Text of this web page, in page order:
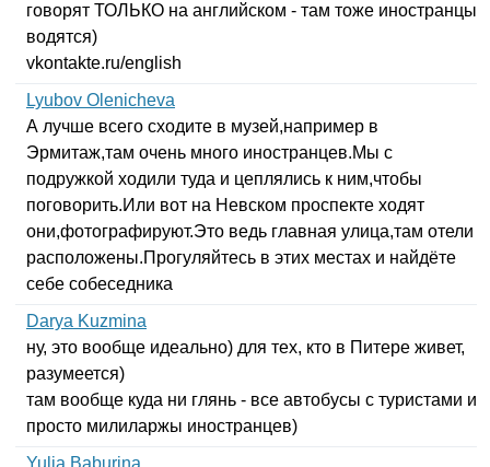
говорят ТОЛЬКО на английском - там тоже иностранцы
водятся)
vkontakte.ru/english
Lyubov Olenicheva
А лучше всего сходите в музей,например в
Эрмитаж,там очень много иностранцев.Мы с
подружкой ходили туда и цеплялись к ним,чтобы
поговорить.Или вот на Невском проспекте ходят
они,фотографируют.Это ведь главная улица,там отели
расположены.Прогуляйтесь в этих местах и найдёте
себе собеседника
Darya Kuzmina
ну, это вообще идеально) для тех, кто в Питере живет,
разумеется)
там вообще куда ни глянь - все автобусы с туристами и
просто милиларжы иностранцев)
Yulia Baburina